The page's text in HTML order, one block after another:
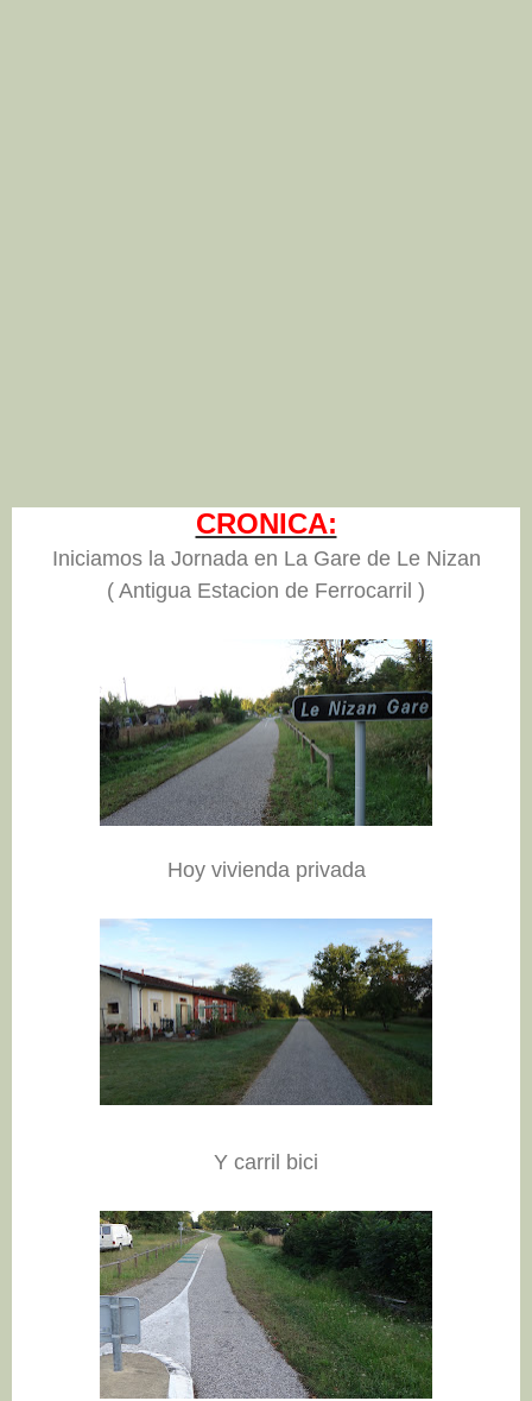
CRONICA:
Iniciamos la Jornada en La Gare de Le Nizan
( Antigua Estacion de Ferrocarril )
Hoy vivienda privada
Y carril bici